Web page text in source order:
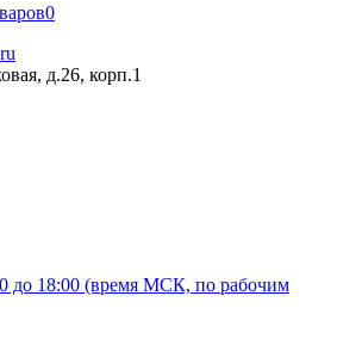
0
д.26, корп.1
до 18:00 (время МСК, по рабочим